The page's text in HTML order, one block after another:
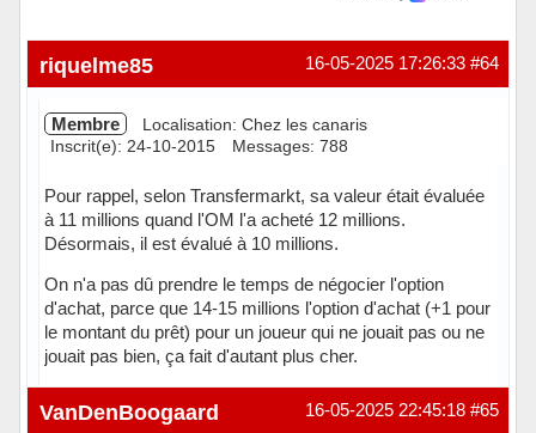
#64
16-05-2025 17:26:33
riquelme85
Membre
Localisation: Chez les canaris
Inscrit(e): 24-10-2015
Messages: 788
Pour rappel, selon Transfermarkt, sa valeur était évaluée
à 11 millions quand l'OM l'a acheté 12 millions.
Désormais, il est évalué à 10 millions.
On n'a pas dû prendre le temps de négocier l'option
d'achat, parce que 14-15 millions l'option d'achat (+1 pour
le montant du prêt) pour un joueur qui ne jouait pas ou ne
jouait pas bien, ça fait d'autant plus cher.
Hors ligne #65
16-05-2025 22:45:18
VanDenBoogaard